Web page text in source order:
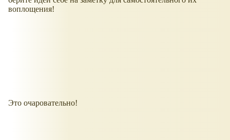
воплощения!
Это очаровательно!